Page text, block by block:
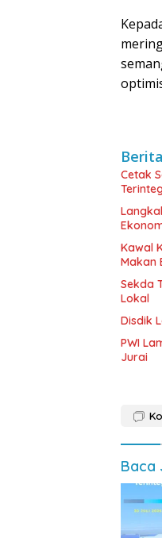
Cetak
Kawal
Makan
Sekda
Lokal
Disdik
PWI
Jurai
Baca